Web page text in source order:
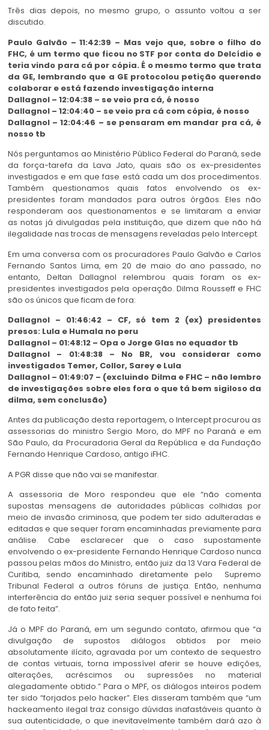
Três dias depois, no mesmo grupo, o assunto voltou a ser
discutido.
Paulo Galvão – 11:42:39 – Mas vejo que, sobre o filho do
FHC, é um termo que ficou no STF por conta do Delcídio e
teria vindo para cá por cópia. É o mesmo termo que trata
da GE, lembrando que a GE protocolou petição querendo
colaborar e está fazendo investigação interna
Dallagnol – 12:04:38 – se veio pra cá, é nosso
Dallagnol – 12:04:40 – se veio pra cá com cópia, é nosso
Dallagnol – 12:04:46 – se pensaram em mandar pra cá, é
nosso tb
Nós perguntamos ao Ministério Público Federal do Paraná, sede
da força-tarefa da Lava Jato, quais são os ex-presidentes
investigados e em que fase está cada um dos procedimentos.
Também questionamos quais fatos envolvendo os ex-
presidentes foram mandados para outros órgãos. Eles não
responderam aos questionamentos e se limitaram a enviar
as notas já divulgadas pela instituição, que dizem que não há
ilegalidade nas trocas de mensagens reveladas pelo Intercept.
Em uma conversa com os procuradores Paulo Galvão e Carlos
Fernando Santos Lima, em 20 de maio do ano passado, no
entanto, Deltan Dallagnol relembrou quais foram os ex-
presidentes investigados pela operação. Dilma Rousseff e FHC
são os únicos que ficam de fora:
Dallagnol – 01:46:42 – CF, só tem 2 (ex) presidentes
presos: Lula e Humala no peru
Dallagnol – 01:48:12 – Opa o Jorge Glas no equador tb
Dallagnol – 01:48:38 – No BR, vou considerar como
investigados Temer, Collor, Sarey e Lula
Dallagnol – 01:49:07 – (excluindo Dilma e FHC – não lembro
de investigações sobre eles fora o que tá bem sigiloso da
dilma, sem conclusão)
Antes da publicação desta reportagem, o Intercept procurou as
assessorias do ministro Sergio Moro, do MPF no Paraná e em
São Paulo, da Procuradoria Geral da República e da Fundação
Fernando Henrique Cardoso, antigo iFHC.
A PGR disse que não vai se manifestar.
A assessoria de Moro respondeu que ele “não comenta
supostas mensagens de autoridades públicas colhidas por
meio de invasão criminosa, que podem ter sido adulteradas e
editadas e que sequer foram encaminhadas previamente para
análise. Cabe esclarecer que o caso supostamente
envolvendo o ex-presidente Fernando Henrique Cardoso nunca
passou pelas mãos do Ministro, então juiz da 13 Vara Federal de
Curitiba, sendo encaminhado diretamente pelo Supremo
Tribunal Federal a outros fóruns de justiça. Então, nenhuma
interferência do então juiz seria sequer possível e nenhuma foi
de fato feita”.
Já o MPF do Paraná, em um segundo contato, afirmou que “a
divulgação de supostos diálogos obtidos por meio
absolutamente ilícito, agravada por um contexto de sequestro
de contas virtuais, torna impossível aferir se houve edições,
alterações, acréscimos ou supressões no material
alegadamente obtido.” Para o MPF, os diálogos inteiros podem
ter sido “forjados pelo hacker”. Eles disseram também que “um
hackeamento ilegal traz consigo dúvidas inafastáveis quanto à
sua autenticidade, o que inevitavelmente também dará azo à